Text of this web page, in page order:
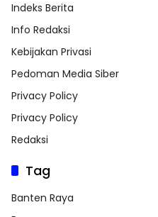
Indeks Berita
Info Redaksi
Kebijakan Privasi
Pedoman Media Siber
Privacy Policy
Privacy Policy
Redaksi
Tag
Banten Raya